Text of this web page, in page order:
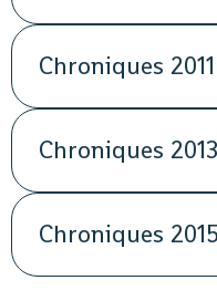
Chroniques
Chroniques
Chroniques